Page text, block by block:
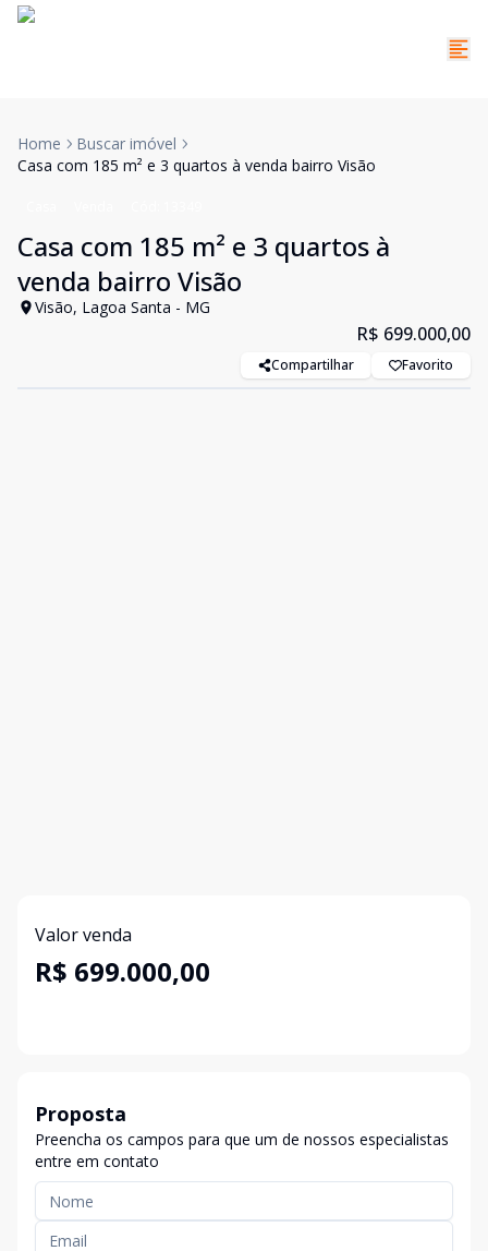
Home
Buscar imóvel
Casa com 185 m² e 3 quartos à venda bairro Visão
Casa com 185 m² e 3 quartos à
venda bairro Visão
Visão, Lagoa Santa - MG
R$ 699.000,00
Compartilhar Favorito
Valor venda
R$ 699.000,00
Proposta
Preencha os campos para que um de nossos especialistas
entre em contato